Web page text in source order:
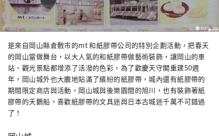
是來自岡山縣倉敷市的mt 和紙膠帶公司的特別企劃活動，把春天
的岡山當做舞台，以大人氣的和紙膠帶做藝術裝飾，讓岡山的車
站、觀光景點都增添了活潑的色彩，為了歡慶天守閣重建50週
年，岡山城外也大膽地貼滿了繽紛的紙膠帶，城內還有紙膠帶的
期間限定商店與活動，岡山城與後樂園間的旭川，也有裝飾著紙
膠帶的天鵝船，喜歡紙膠帶的文具迷與日本古城迷千萬不可錯過
了！